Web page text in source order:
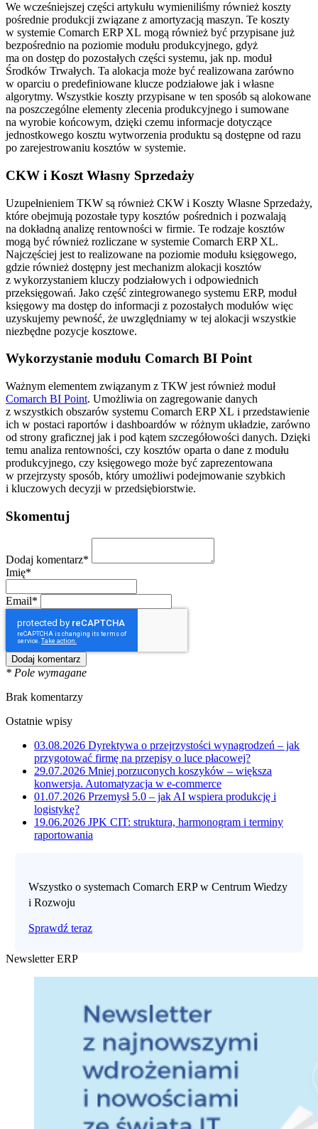
We wcześniejszej części artykułu wymieniliśmy również koszty
pośrednie produkcji związane z amortyzacją maszyn. Te koszty
w systemie Comarch ERP XL mogą również być przypisane już
bezpośrednio na poziomie modułu produkcyjnego, gdyż
ma on dostęp do pozostałych części systemu, jak np. moduł
Środków Trwałych. Ta alokacja może być realizowana zarówno
w oparciu o predefiniowane klucze podziałowe jak i własne
algorytmy. Wszystkie koszty przypisane w ten sposób są alokowane
na poszczególne elementy zlecenia produkcyjnego i sumowane
na wyrobie końcowym, dzięki czemu informacje dotyczące
jednostkowego kosztu wytworzenia produktu są dostępne od razu
po zarejestrowaniu kosztów w systemie.
CKW i Koszt Własny Sprzedaży
Uzupełnieniem TKW są również CKW i Koszty Własne Sprzedaży,
które obejmują pozostałe typy kosztów pośrednich i pozwalają
na dokładną analizę rentowności w firmie. Te rodzaje kosztów
mogą być również rozliczane w systemie Comarch ERP XL.
Najczęściej jest to realizowane na poziomie modułu księgowego,
gdzie również dostępny jest mechanizm alokacji kosztów
z wykorzystaniem kluczy podziałowych i odpowiednich
przeksięgowań. Jako część zintegrowanego systemu ERP, moduł
księgowy ma dostęp do informacji z pozostałych modułów więc
uzyskujemy pewność, że uwzględniamy w tej alokacji wszystkie
niezbędne pozycje kosztowe.
Wykorzystanie modułu Comarch BI Point
Ważnym elementem związanym z TKW jest również moduł
Comarch BI Point. Umożliwia on zagregowanie danych
z wszystkich obszarów systemu Comarch ERP XL i przedstawienie
ich w postaci raportów i dashboardów w różnym układzie, zarówno
od strony graficznej jak i pod kątem szczegółowości danych. Dzięki
temu analiza rentowności, czy kosztów oparta o dane z modułu
produkcyjnego, czy księgowego może być zaprezentowana
w przejrzysty sposób, który umożliwi podejmowanie szybkich
i kluczowych decyzji w przedsiębiorstwie.
Skomentuj
Dodaj komentarz*
Imię*
Email*
* Pole wymagane
Brak komentarzy
Ostatnie wpisy
03.08.2026 Dyrektywa o przejrzystości wynagrodzeń – jak
przygotować firmę na przepisy o luce płacowej?
29.07.2026 Mniej porzuconych koszyków – większa
konwersja. Automatyzacja w e-commerce
01.07.2026 Przemysł 5.0 – jak AI wspiera produkcję i
logistykę?
19.06.2026 JPK CIT: struktura, harmonogram i terminy
raportowania
Wszystko o systemach Comarch ERP w Centrum Wiedzy
i Rozwoju
Sprawdź teraz
Newsletter ERP